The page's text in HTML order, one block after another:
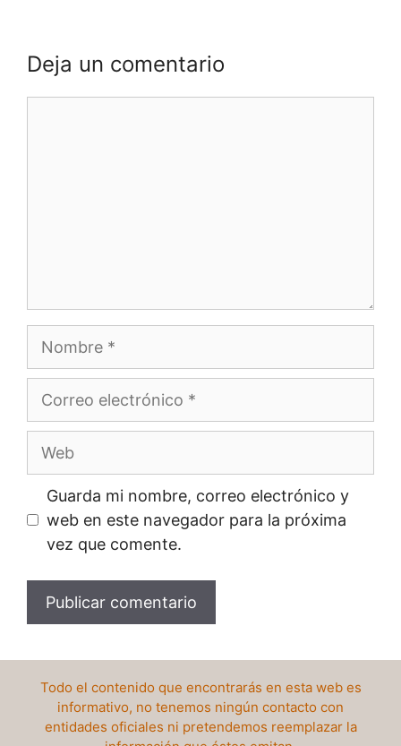
Deja un comentario
Correo
electrónico
Guarda mi nombre, correo electrónico y
web en este navegador para la próxima
vez que comente.
Todo el contenido que encontrarás en esta web es
informativo, no tenemos ningún contacto con
entidades oficiales ni pretendemos reemplazar la